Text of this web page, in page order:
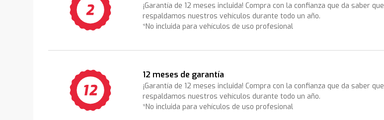
¡Garantía de 12 meses incluida! Compra con la confianza que da saber que
respaldamos nuestros vehículos durante todo un año.
*No incluida para vehículos de uso profesional
12 meses de garantía
¡Garantía de 12 meses incluida! Compra con la confianza que da saber que
respaldamos nuestros vehículos durante todo un año.
*No incluida para vehículos de uso profesional